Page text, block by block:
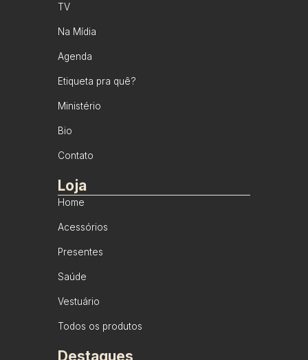
TV
Na Mídia
Agenda
Etiqueta pra quê?
Ministério
Bio
Contato
Loja
Home
Acessórios
Presentes
Saúde
Vestuário
Todos os produtos
Destaques